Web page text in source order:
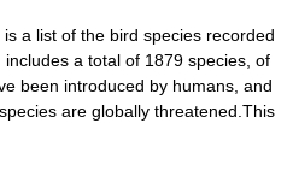
a list of the bird species recorded
a total of 1879 species, of
been introduced by humans, and
are globally threatened.This